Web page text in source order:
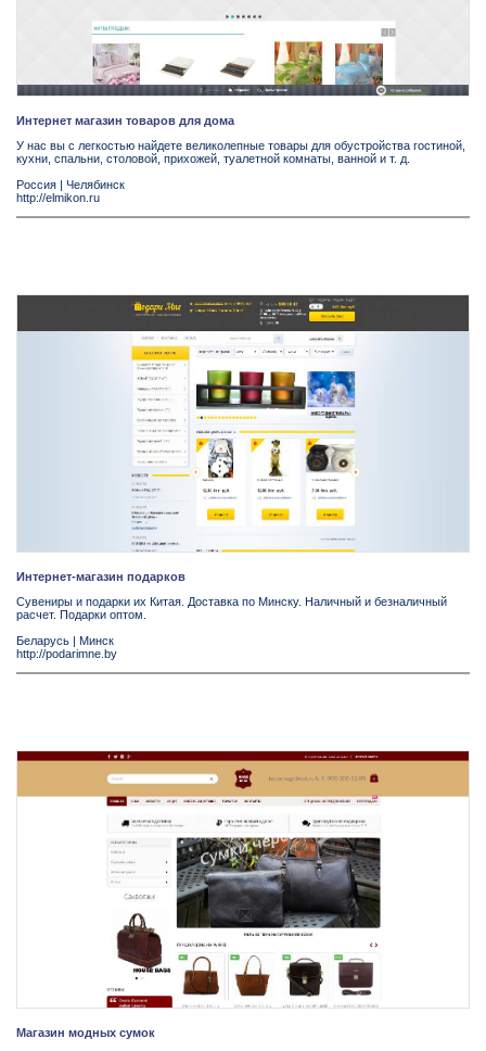
Интернет магазин товаров для дома
У нас вы с легкостью найдете великолепные товары для обустройства гостиной,
кухни, спальни, столовой, прихожей, туалетной комнаты, ванной и т. д.
Россия | Челябинск
http://elmikon.ru
Интернет-магазин подарков
Сувениры и подарки их Китая. Доставка по Минску. Наличный и безналичный
расчет. Подарки оптом.
Беларусь | Минск
http://podarimne.by
Магазин модных сумок